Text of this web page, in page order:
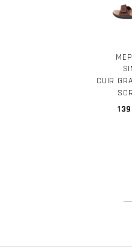
CUIR